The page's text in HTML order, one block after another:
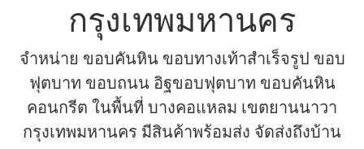
กรุงเทพมหานคร
จำหน่าย ขอบคันหิน ขอบทางเท้าสำเร็จรูป ขอบ
ฟุตบาท ขอบถนน อิฐขอบฟุตบาท ขอบคันหิน
คอนกรีต ในพื้นที่ บางคอแหลม เขตยานนาวา
กรุงเทพมหานคร มีสินค้าพร้อมส่ง จัดส่งถึงบ้าน